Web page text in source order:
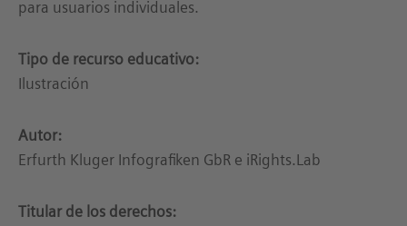
para usuarios individuales.
Tipo de recurso educativo:
Ilustración
Autor:
Erfurth Kluger Infografiken GbR e iRights.Lab
Titular de los derechos: